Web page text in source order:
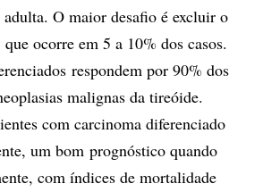
adulta. O maior desafio é excluir o
ocorre em 5 a 10% dos casos.
respondem por 90% dos
malignas da tireóide.
com carcinoma diferenciado
um bom prognóstico quando
com índices de mortalidade